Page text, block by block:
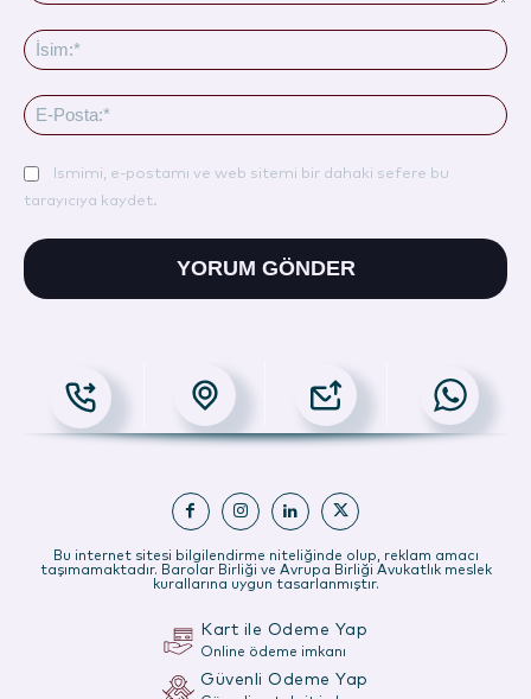
E-
Ismimi, e-postamı ve web sitemi bir dahaki sefere bu
tarayıcıya kaydet.
Bu internet sitesi bilgilendirme niteliğinde olup, reklam amacı
taşımamaktadır. Barolar Birliği ve Avrupa Birliği Avukatlık meslek
kurallarına uygun tasarlanmıştır.
Kart ile Ödeme Yap
Online ödeme imkanı
Güvenli Ödeme Yap